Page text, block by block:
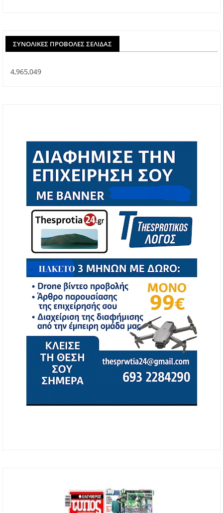
ΣΥΝΟΛΙΚΈΣ ΠΡΟΒΟΛΈΣ ΣΕΛΊΔΑΣ
4,965,049